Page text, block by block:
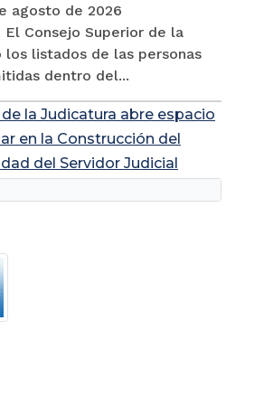
agosto de 2026
El Consejo Superior de la
listados de las personas
dentro del...
la Judicatura abre espacio
en la Construcción del
del Servidor Judicial